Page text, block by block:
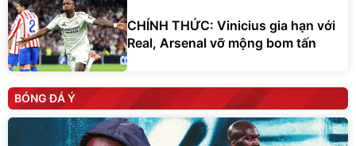
CHÍNH THỨC: Vinicius gia hạn với
Real, Arsenal vỡ mộng bom tấn
BÓNG ĐÁ Ý